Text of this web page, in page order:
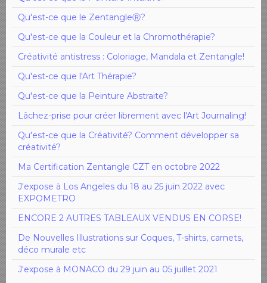
Qu'est-ce que le ZentangleⓇ?
Qu'est-ce que la Couleur et la Chromothérapie?
Créativité antistress : Coloriage, Mandala et Zentangle!
Qu'est-ce que l'Art Thérapie?
Qu'est-ce que la Peinture Abstraite?
Lâchez-prise pour créer librement avec l'Art Journaling!
Qu'est-ce que la Créativité? Comment développer sa
créativité?
Ma Certification Zentangle CZT en octobre 2022
J'expose à Los Angeles du 18 au 25 juin 2022 avec
EXPOMETRO
ENCORE 2 AUTRES TABLEAUX VENDUS EN CORSE!
De Nouvelles Illustrations sur Coques, T-shirts, carnets,
déco murale etc
J'expose à MONACO du 29 juin au 05 juillet 2021